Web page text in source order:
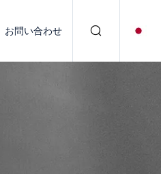
お問い合わせ